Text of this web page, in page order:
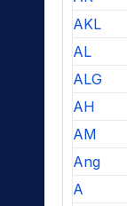
AKL
AL
ALG
AH
AM
Ang
A